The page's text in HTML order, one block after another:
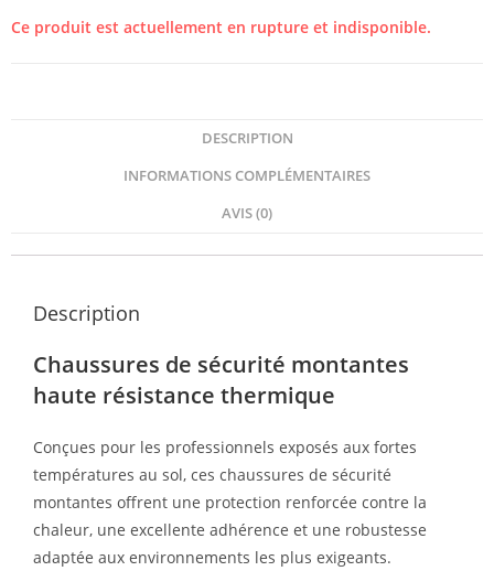
Ce produit est actuellement en rupture et indisponible.
DESCRIPTION
INFORMATIONS COMPLÉMENTAIRES
AVIS (0)
Description
Chaussures de sécurité montantes
haute résistance thermique
Conçues pour les professionnels exposés aux fortes
températures au sol, ces chaussures de sécurité
montantes offrent une protection renforcée contre la
chaleur, une excellente adhérence et une robustesse
adaptée aux environnements les plus exigeants.